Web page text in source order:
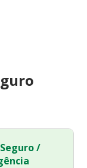
/